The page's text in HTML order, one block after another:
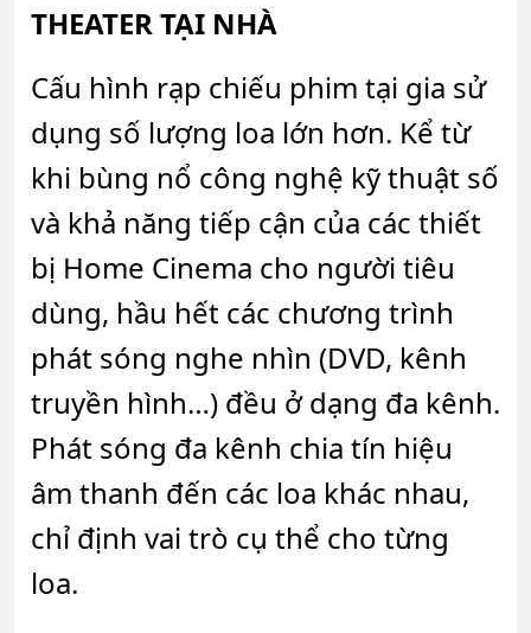
THEATER TẠI NHÀ
Cấu hình rạp chiếu phim tại gia sử
dụng số lượng loa lớn hơn. Kể từ
khi bùng nổ công nghệ kỹ thuật số
và khả năng tiếp cận của các thiết
bị Home Cinema cho người tiêu
dùng, hầu hết các chương trình
phát sóng nghe nhìn (DVD, kênh
truyền hình…) đều ở dạng đa kênh.
Phát sóng đa kênh chia tín hiệu
âm thanh đến các loa khác nhau,
chỉ định vai trò cụ thể cho từng
loa.